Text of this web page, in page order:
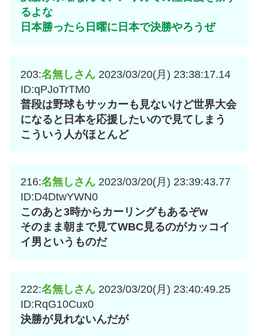
るよな
日本勝ったら日曜に日本で決勝やろうぜ
203:名無しさん 2023/03/20(月) 23:38:17.14
ID:qPJoTrTM0
普段は野球もサッカーも見ないけど世界大会
になると日本を応援したいので見てしまう
こういう人がほとんど
216:名無しさん 2023/03/20(月) 23:39:43.77
ID:D4DtwYWN0
このあと3時からカーリングもあるぞw
そのまま朝まで見てWBC見るのがカッコイ
イ男というものだ
222:名無しさん 2023/03/20(月) 23:40:49.25
ID:RqG10Cux0
決勝が見れないんだが